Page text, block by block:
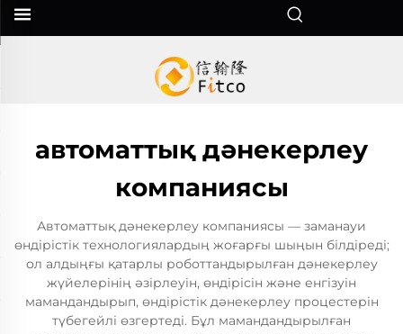
автоматтық дәнекерлеу
компаниясы
Автоматтық дәнекерлеу компаниясы — заманауи
өндірістік технологиялардың жоғарғы шыңын білдіреді;
ол алдыңғы қатарлы роботтандырылған дәнекерлеу
жүйелерінің әзірлеуін, өндірісін және енгізуін
мамандандырып, өндірістік дәнекерлеу процестерін
түбегейлі өзгертеді. Бұл мамандандырылған